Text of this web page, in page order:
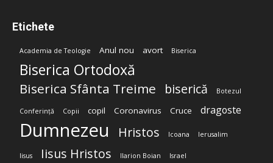
Etichete
Academia de Teologie Anul nou avort Biserica
Biserica Ortodoxă
Biserica Sfânta Treime biserică Botezul
Conferință Copii copil Coronavirus Cruce dragoste
Dumnezeu Hristos Icoana Ierusalim
Iisus Iisus Hristos Ilarion Boian Israel